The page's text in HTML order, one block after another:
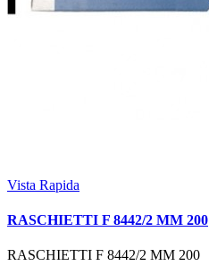
Vista Rapida
RASCHIETTI F 8442/2 MM 200
RASCHIETTI F 8442/2 MM 200